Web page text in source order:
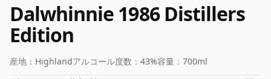
Dalwhinnie 1986 Distillers
Edition
産地： Highlandアルコール度数： 43%容量： 700ml